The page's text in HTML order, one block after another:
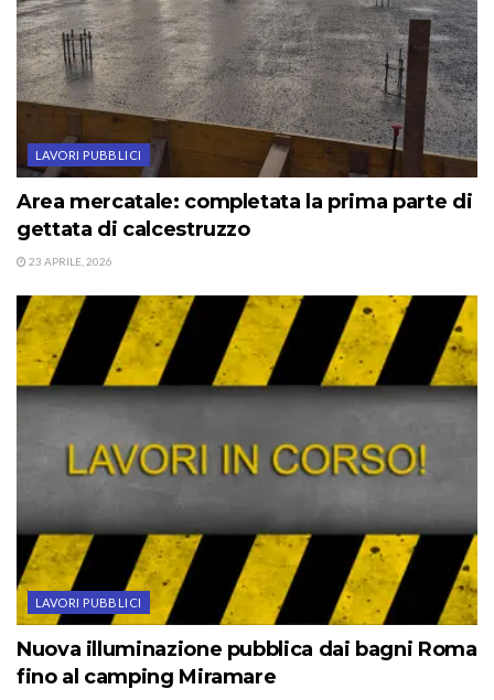
LAVORI PUBBLICI
Area mercatale: completata la prima parte di
gettata di calcestruzzo
23 APRILE, 2026
LAVORI PUBBLICI
Nuova illuminazione pubblica dai bagni Roma
fino al camping Miramare